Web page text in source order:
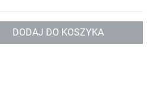
DODAJ DO KOSZYKA